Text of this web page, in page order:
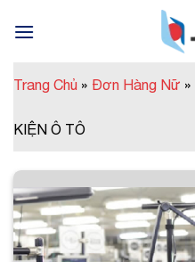
Trang Chủ » Đơn Hàng Nữ »
KIỆN Ô TÔ